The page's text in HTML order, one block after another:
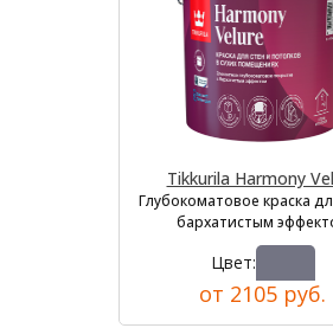
Tikkurila Harmony
Глубокоматовое краска
бархатистым
Цвет:
от 2105 руб.